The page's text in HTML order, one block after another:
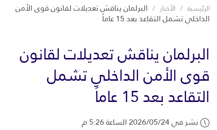
الرئيسية الأخبار البرلمان يناقش تعديلات لقانون قوى الأمن
الداخلي تشمل التقاعد بعد 15 عاماً
البرلمان يناقش تعديلات لقانون
قوى الأمن الداخلي تشمل
التقاعد بعد 15 عاماً
نشر في 2026/05/24 الساعة 5:26 م